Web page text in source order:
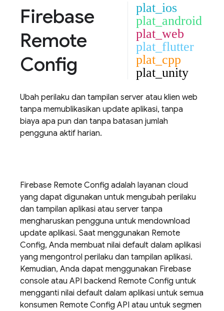
Firebase
Remote
Config
plat_ios
plat_android
plat_web
plat_flutter
plat_cpp
plat_unity
Ubah perilaku dan tampilan server atau klien web
tanpa memublikasikan update aplikasi, tanpa
biaya apa pun dan tanpa batasan jumlah
pengguna aktif harian.
Firebase Remote Config adalah layanan cloud
yang dapat digunakan untuk mengubah perilaku
dan tampilan aplikasi atau server tanpa
mengharuskan pengguna untuk mendownload
update aplikasi. Saat menggunakan Remote
Config, Anda membuat nilai default dalam aplikasi
yang mengontrol perilaku dan tampilan aplikasi.
Kemudian, Anda dapat menggunakan Firebase
console atau API backend Remote Config untuk
mengganti nilai default dalam aplikasi untuk semua
konsumen Remote Config API atau untuk segmen